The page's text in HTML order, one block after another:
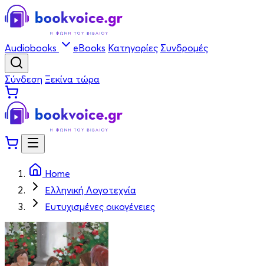
Audiobooks eBooks Κατηγορίες Συνδρομές
Σύνδεση Ξεκίνα τώρα
Home
Ελληνική Λογοτεχνία
Ευτυχισμένες οικογένειες